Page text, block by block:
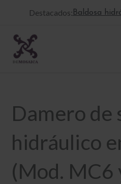
Destacados: Baldosa
Damero de
hidráulico
(Mod. MC6